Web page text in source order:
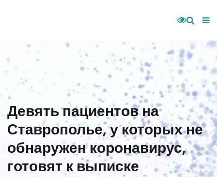
Девять пациентов на
Ставрополье, у которых не
обнаружен коронавирус,
готовят к выписке